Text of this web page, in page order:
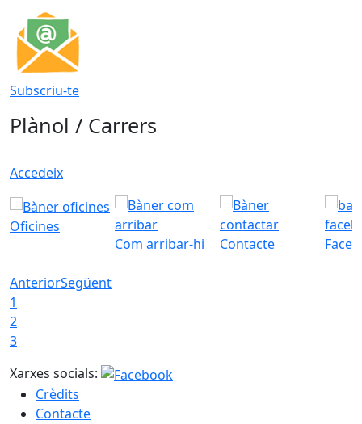
Subscriu-te
Plànol / Carrers
Accedeix
Oficines
Com arribar-hi
Contacte
AnteriorSegüent
1
2
3
Xarxes socials:
Crèdits
Contacte